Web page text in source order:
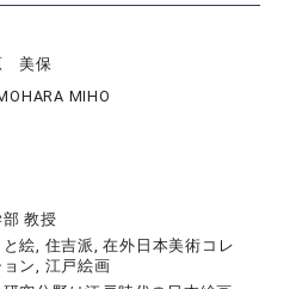
美保
MIHO
教授
絵, 住吉派, 在外日本美術コレ
ョン, 江戸絵画